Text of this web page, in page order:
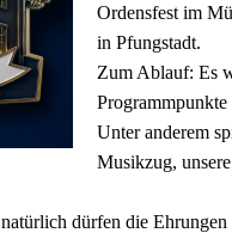
Ordensfest im
in Pfungstadt.
Zum Ablauf: Es
Programmpunkte
Unter anderem
Musikzug,
natürlich dürfen die Ehrungen